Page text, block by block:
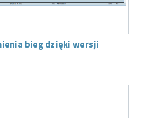
bieg dzięki wersji